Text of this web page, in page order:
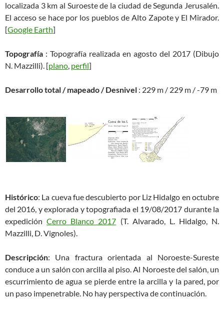
localizada 3 km al Suroeste de la ciudad de Segunda Jerusalén.
El acceso se hace por los pueblos de Alto Zapote y El Mirador.
[Google Earth]
Topografía : Topografía realizada en agosto del 2017 (Dibujo
N. Mazzilli). [plano, perfil]
Desarrollo total / mapeado / Desnivel : 229 m / 229 m / -79 m
Histórico: La cueva fue descubierto por Liz Hidalgo en octubre
del 2016, y explorada y topografiada el 19/08/2017 durante la
expediciónCerro Blanco 2017 (T. Alvarado, L. Hidalgo, N.
Mazzilli, D. Vignoles).
Descripción: Una fractura orientada al Noroeste-Sureste
conduce a un salón con arcilla al piso. Al Noroeste del salón, un
escurrimiento de agua se pierde entre la arcilla y la pared, por
un paso impenetrable. No hay perspectiva de continuación.